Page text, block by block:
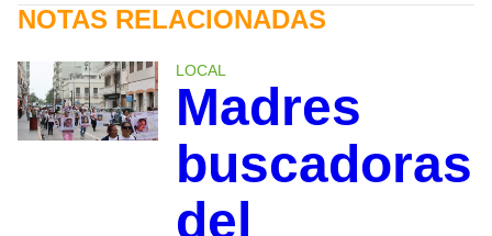
NOTAS RELACIONADAS
LOCAL
Madres
buscadoras
del